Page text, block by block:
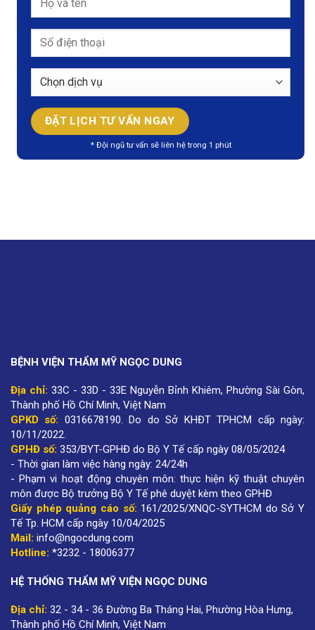
* Đội ngũ tư vấn sẽ liên hệ trong 1 phút
BỆNH VIỆN THẨM MỸ NGỌC DUNG
Địa chỉ: 33C - 33D - 33E Nguyễn Bỉnh Khiêm, Phường Sài Gòn,
Thành phố Hồ Chí Minh, Việt Nam
GPKD số: 0316678190. Do do Sở KHĐT TPHCM cấp ngày:
10/11/2022.
GPHĐ số: 353/BYT-GPHĐ do Bộ Y Tế cấp ngày 08/05/2024
- Thời gian làm việc hàng ngày: 24/24h
- Phạm vi hoạt động chuyên môn: thực hiện kỹ thuật chuyên
môn được Bộ trưởng Bộ Y Tế phê duyệt kèm theo GPHĐ
Giấy phép quảng cáo số: 161/2025/XNQC-SYTHCM do Sở Y
Tế Tp. HCM cấp ngày 10/04/2025
Mail: info@ngocdung.com
Hotline: *3232 - 18006377
HỆ THỐNG THẨM MỸ VIỆN NGỌC DUNG
Địa chỉ: 32 - 34 - 36 Đường Ba Tháng Hai, Phường Hòa Hưng,
Thành phố Hồ Chí Minh, Việt Nam